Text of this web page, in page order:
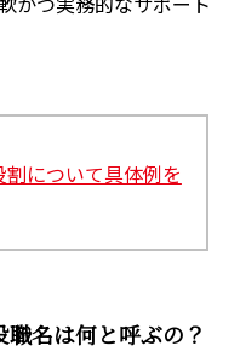
について具体例を
名は何と呼ぶの？